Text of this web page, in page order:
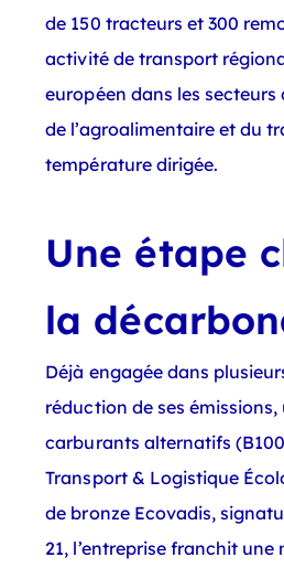
de 150 tracteurs et 300
activité de transport
européen dans les secteurs
de l’agroalimentaire et du
température dirigée.
Une étape
la
Déjà engagée dans
réduction de ses
carburants alternatifs
Transport & Logistique
de bronze Ecovadis,
21, l’entreprise franchit une